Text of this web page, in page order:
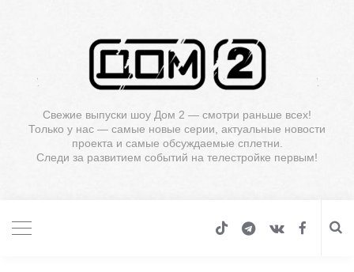
Свежие выпуски шоу Дом 2 — смотри раньше всех!
Только у нас — самые новые серии, актуальные новости
проекта и самые обсуждаемые сплетни.
Следи за развитием событий на телестройке первым!